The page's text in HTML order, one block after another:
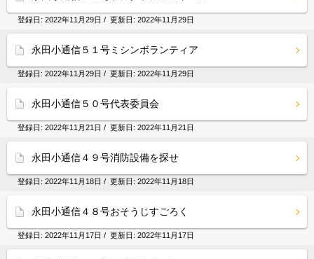
登録日: 2022年11月29日 / 更新日: 2022年11月29日
永田小通信５１号ミシンボランティア
登録日: 2022年11月29日 / 更新日: 2022年11月29日
永田小通信５０号代表委員会
登録日: 2022年11月21日 / 更新日: 2022年11月21日
永田小通信４９号消防設備を探せ
登録日: 2022年11月18日 / 更新日: 2022年11月18日
永田小通信４８号おそうじすごろく
登録日: 2022年11月17日 / 更新日: 2022年11月17日